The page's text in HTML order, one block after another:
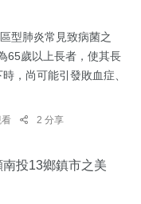
型肺炎常見致病菌之
65歲以上長者，使其長
，尚可能引發敗血症、
2 分享